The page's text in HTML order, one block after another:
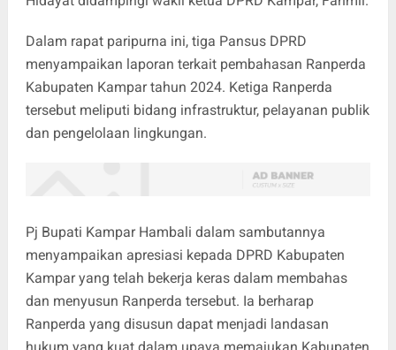
Dalam rapat paripurna ini, tiga Pansus DPRD
menyampaikan laporan terkait pembahasan Ranperda
Kabupaten Kampar tahun 2024. Ketiga Ranperda
tersebut meliputi bidang infrastruktur, pelayanan publik
dan pengelolaan lingkungan.
Pj Bupati Kampar Hambali dalam sambutannya
menyampaikan apresiasi kepada DPRD Kabupaten
Kampar yang telah bekerja keras dalam membahas
dan menyusun Ranperda tersebut. Ia berharap
Ranperda yang disusun dapat menjadi landasan